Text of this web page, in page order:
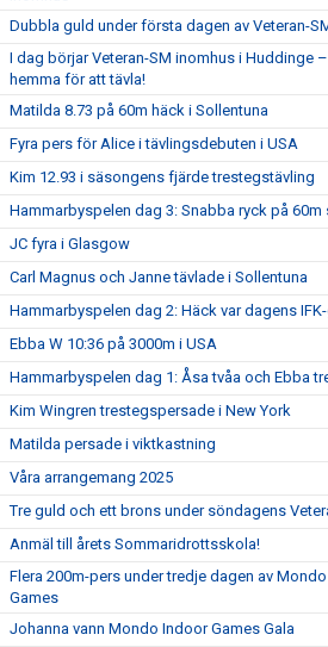
Dubbla guld under första dagen av Veteran-
I dag börjar Veteran-SM inomhus i Huddinge
hemma för att tävla!
Matilda 8.73 på 60m häck i Sollentuna
Fyra pers för Alice i tävlingsdebuten i USA
Kim 12.93 i säsongens fjärde trestegstävling
Hammarbyspelen dag 3: Snabba ryck på 60m
JC fyra i Glasgow
Carl Magnus och Janne tävlade i Sollentuna
Hammarbyspelen dag 2: Häck var dagens
Ebba W 10:36 på 3000m i USA
Hammarbyspelen dag 1: Åsa tvåa och Ebba
Kim Wingren trestegspersade i New York
Matilda persade i viktkastning
Våra arrangemang 2025
Tre guld och ett brons under söndagens
Anmäl till årets Sommaridrottsskola!
Flera 200m-pers under tredje dagen av
Games
Johanna vann Mondo Indoor Games Gala